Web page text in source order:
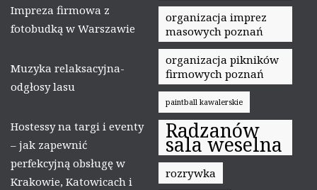
Impreza firmowa z
fotobudką w Warszawie
Muzyka relaksacyjna-
odgłosy lasu
Hostessy na targi i eventy
– jak zapewnić
perfekcyjną obsługę w
Krakowie, Katowicach i
organizacja imprez
masowych poznań
organizacja pikników
firmowych poznań
paintball kawalerskie
Radzanów
sala weselna
rozrywka